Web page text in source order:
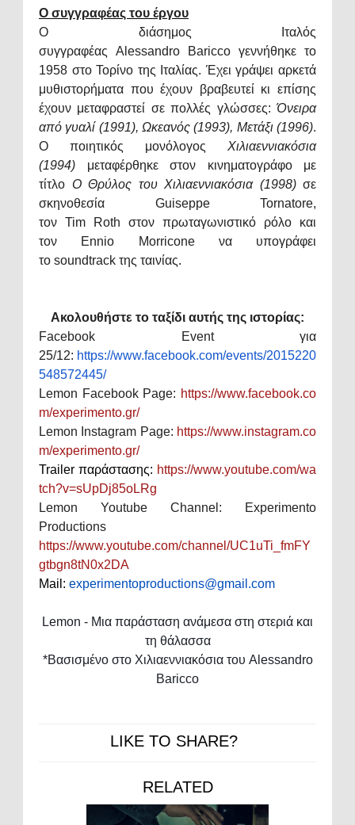
Ο συγγραφέας του έργου
Ο διάσημος Ιταλός
συγγραφέας Alessandro Baricco γεννήθηκε το
1958 στο Τορίνο της Ιταλίας. Έχει γράψει αρκετά
μυθιστορήματα που έχουν βραβευτεί κι επίσης
έχουν μεταφραστεί σε πολλές γλώσσες: Όνειρα
από γυαλί (1991), Ωκεανός (1993), Μετάξι (1996).
Ο ποιητικός μονόλογος
Χιλιαεννιακόσια
(1994)
μεταφέρθηκε στον κινηματογράφο με
τίτλο Ο Θρύλος του Χιλιαεννιακόσια (1998) σε
σκηνοθεσία Guiseppe Tornatore,
τον Tim Roth στον πρωταγωνιστικό ρόλο και
τον Ennio Morricone να υπογράφει
το soundtrack της ταινίας.
Ακολουθήστε το ταξίδι αυτής της ιστορίας:
Facebook Event για
25/12: https://www.facebook.com/events/2015220
548572445/
Lemon Facebook Page: https://www.facebook.co
m/experimento.gr/
Lemon Instagram Page: https://www.instagram.co
m/experimento.gr/
Trailer παράστασης: https://www.youtube.com/wa
tch?v=sUpDj85oLRg
Lemon Youtube Channel: Experimento
Productions
https://www.youtube.com/channel/UC1uTi_fmFY
gtbgn8tN0x2DA
Mail : experimentoproductions@gmail .com
Lemon - Μια παράσταση ανάμεσα στη στεριά και
τη θάλασσα
*Βασισμένο στο Χιλιαεννιακόσια του Alessandro
Baricco
LIKE TO SHARE?
RELATED